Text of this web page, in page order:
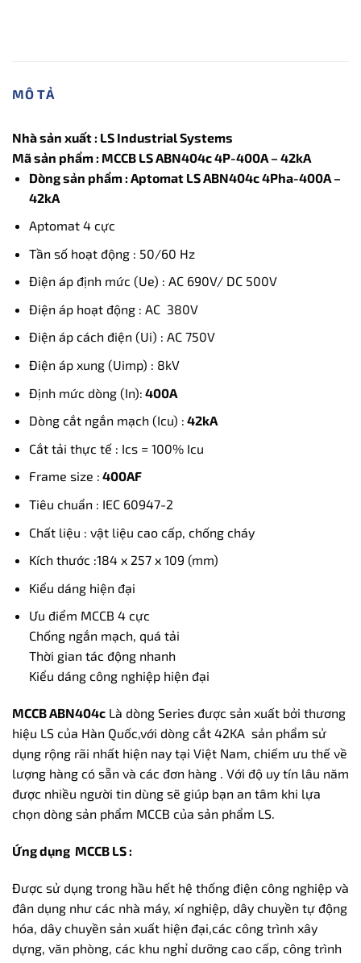
MÔ TẢ
Nhà sản xuất : LS Industrial Systems
Mã sản phẩm : MCCB LS ABN404c 4P-400A – 42kA
Dòng sản phẩm : Aptomat LS ABN404c 4Pha-400A –
42kA
Aptomat 4 cực
Tần số hoạt động : 50/60 Hz
Điện áp định mức (Ue) : AC 690V/ DC 500V
Điện áp hoạt động : AC 380V
Điện áp cách điện (Ui) : AC 750V
Điện áp xung (Uimp) : 8kV
Định mức dòng (In): 400A
Dòng cắt ngắn mạch (Icu) : 42kA
Cắt tải thực tế : Ics = 100% Icu
Frame size : 400AF
Tiêu chuẩn : IEC 60947-2
Chất liệu : vật liệu cao cấp, chống cháy
Kích thước :184 x 257 x 109 (mm)
Kiểu dáng hiện đại
Ưu điểm MCCB 4 cực
Chống ngắn mạch, quá tải
Thời gian tác động nhanh
Kiểu dáng công nghiệp hiện đại
MCCB ABN404c Là dòng Series được sản xuất bởi thương
hiệu LS của Hàn Quốc,với dòng cắt 42KA sản phẩm sử
dụng rộng rãi nhất hiện nay tại Việt Nam, chiếm ưu thế về
lượng hàng có sẵn và các đơn hàng . Với độ uy tín lâu năm
được nhiều người tin dùng sẽ giúp bạn an tâm khi lựa
chọn dòng sản phẩm MCCB của sản phẩm LS.
Ứng dụng MCCB LS :
Được sử dụng trong hầu hết hệ thống điện công nghiệp và
đân dụng như các nhà máy, xí nghiệp, dây chuyền tự động
hóa, dây chuyền sản xuất hiện đại,các công trình xây
dựng, văn phòng, các khu nghỉ dưỡng cao cấp, công trình